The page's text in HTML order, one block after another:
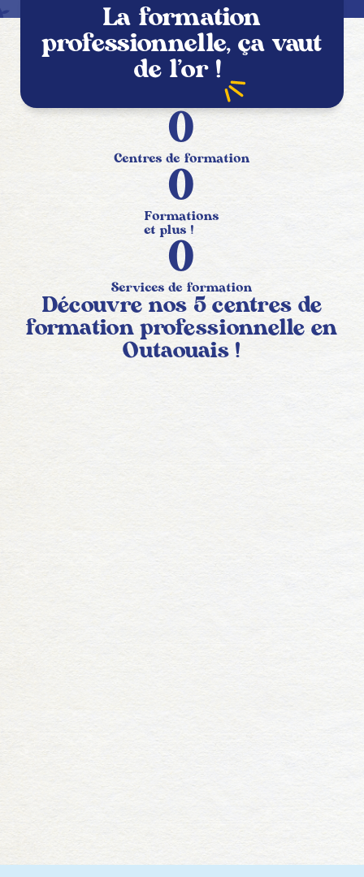
La formation
professionnelle, ça vaut
de l’or !
Centres de formation
0
Formations
et plus !
0
Services de formation
0
Découvre nos 5 centres de
formation professionnelle en
Outaouais !